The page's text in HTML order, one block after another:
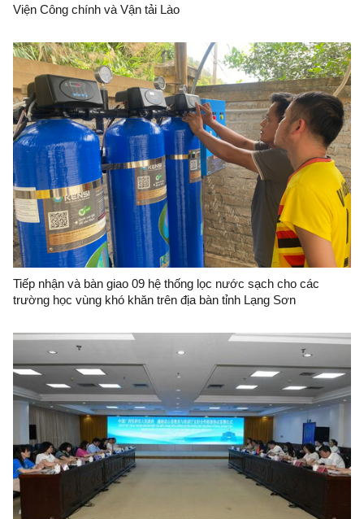
Viện Công chính và Vận tải Lào
Tiếp nhận và bàn giao 09 hệ thống lọc nước sạch cho các
trường học vùng khó khăn trên địa bàn tỉnh Lạng Sơn